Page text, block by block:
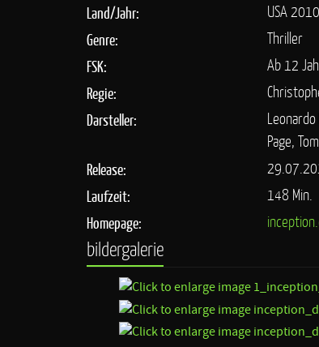
Land/Jahr:
USA 2010
Genre:
Thriller
FSK:
Ab 12
Regie:
Darsteller:
Page,
Release:
Laufzeit:
148 Min.
Homepage:
bildergalerie